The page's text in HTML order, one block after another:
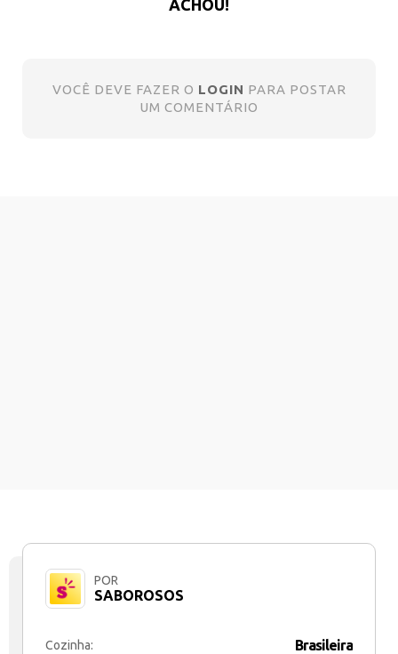
ACHOU!
VOCÊ DEVE FAZER O LOGIN PARA POSTAR
UM COMENTÁRIO
POR
SABOROSOS
Cozinha: Brasileira